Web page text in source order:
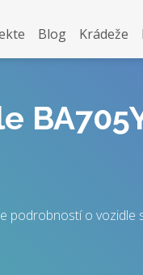
Blog Krádeže
podrobností o vozidle